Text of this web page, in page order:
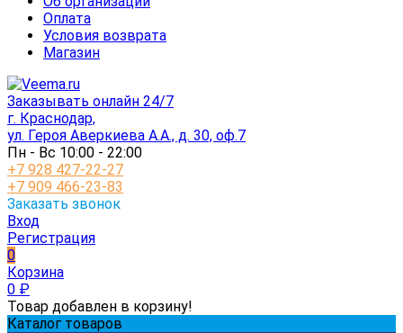
Оплата
Условия возврата
Магазин
Заказывать онлайн 24/7
г. Краснодар,
ул. Героя Аверкиева А.А., д. 30, оф.7
Пн - Вс 10:00 - 22:00
+7 928 427-22-27
+7 909 466-23-83
Заказать звонок
Вход
Регистрация
0
Корзина
0 ₽
Товар добавлен в корзину!
Каталог товаров